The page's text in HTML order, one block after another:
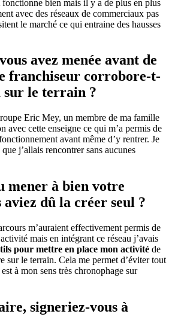
fonctionne bien mais il y a de plus en plus
avec des réseaux de commerciaux pas
le marché ce qui entraine des hausses
avez menée avant de
franchiseur corrobore-t-
sur le terrain ?
Eric Mey, un membre de ma famille
avec cette enseigne ce qui m’a permis de
avant même d’y rentrer. Je
j’allais rencontrer sans aucunes
mener à bien votre
dû la créer seul ?
m’auraient effectivement permis de
mais en intégrant ce réseau j’avais
pour mettre en place mon activité de
sur le terrain. Cela me permet d’éviter tout
à mon sens très chronophage sur
signeriez-vous à